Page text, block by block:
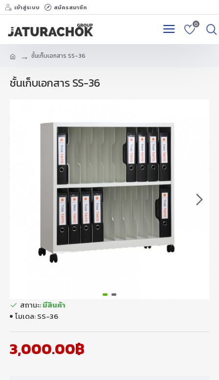
เข้าสู่ระบบ สมัครสมาชิก
0
ชั้นเก็บเอกสาร SS-36
ชั้นเก็บเอกสาร SS-36
3,000.00฿
สถานะ:มีสินค้า
โมเดล:SS-36